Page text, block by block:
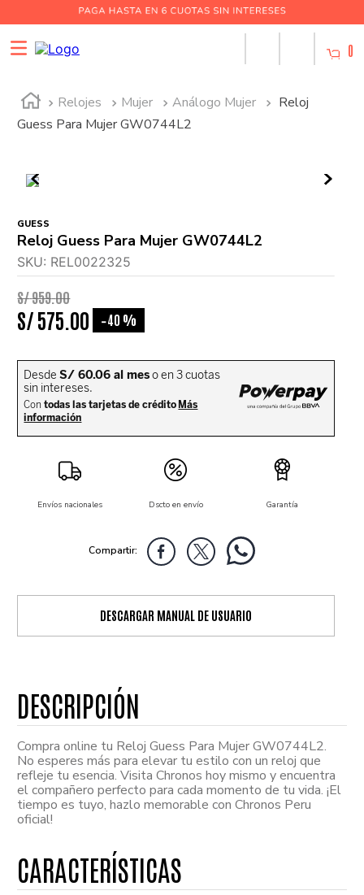
0
Relojes Mujer Análogo Mujer
Reloj
Guess Para Mujer GW0744L2
GUESS
Reloj Guess Para Mujer GW0744L2
SKU: REL0022325
S/959.00
S/575 00 -40 %
Envíos nacionales Dscto en envío Garantía
DESCARGAR MANUAL DE USUARIO
Compra online tu Reloj Guess Para Mujer GW0744L2.
No esperes más para elevar tu estilo con un reloj que
refleje tu esencia. Visita Chronos hoy mismo y encuentra
el compañero perfecto para cada momento de tu vida. ¡El
tiempo es tuyo, hazlo memorable con Chronos Peru
oficial!